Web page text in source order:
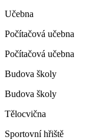
Učebna
Počítačová učebna
Počítačová učebna
Budova školy
Budova školy
Tělocvična
Sportovní hřiště